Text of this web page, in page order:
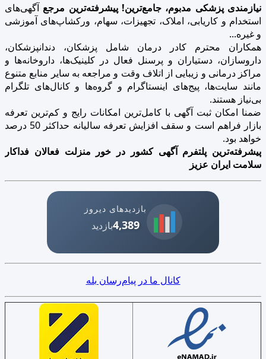
نیازمندی پزشکی مدبوم، جامع‌ترین! پیشرفته‌ترین مرجع آگهی‌های
استخدام و کاریابی، املاک، تجهیزات، سهام، ورکشاپ‌های آموزشی
و غیره...
همکاران محترم کادر درمان شامل پزشکان، دندانپزشکان،
داروسازان، دستیاران و پرسنل فعال در کلینیک‌ها، داروخانه‌ها و
مراکز درمانی و زیبایی از اتلاف وقت و مراجعه به سایر منابع متنوع
مانند سایت‌ها، پیج‌های اینستاگرام و گروه‌ها و کانال‌های تلگرام
بی‌نیاز هستند.
ضمنا امکان ثبت آگهی با کامل‌ترین امکانات رایج و کم‌ترین تعرفه
بازار فراهم است و سقف افزایش تعرفه سالیانه حداکثر 50 درصد
خواهد بود.
پیشرفته‌ترین پلتفرم آگهی کشور در خور منزلت فعالان فداکار
سلامت ایران عزیز
بازدیدهای دیروز
4,389بازدید
کانال ما در پیام‌رسان بله